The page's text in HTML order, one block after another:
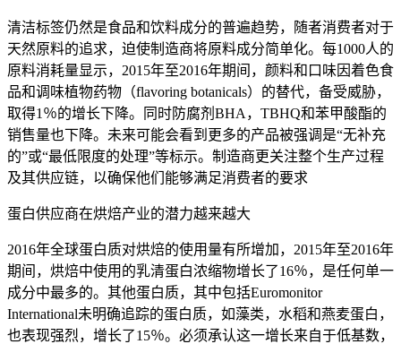
清洁标签仍然是食品和饮料成分的普遍趋势，随者消费者对于
天然原料的追求，迫使制造商将原料成分简单化。每1000人的
原料消耗量显示，2015年至2016年期间，颜料和口味因着色食
品和调味植物药物（flavoring botanicals）的替代，备受威胁，
取得1％的增长下降。同时防腐剂BHA，TBHQ和苯甲酸酯的
销售量也下降。未来可能会看到更多的产品被强调是“无补充
的”或“最低限度的处理”等标示。制造商更关注整个生产过程
及其供应链，以确保他们能够满足消费者的要求
蛋白供应商在烘焙产业的潜力越来越大
2016年全球蛋白质对烘焙的使用量有所增加，2015年至2016年
期间，烘焙中使用的乳清蛋白浓缩物增长了16％，是任何单一
成分中最多的。其他蛋白质，其中包括Euromonitor
International未明确追踪的蛋白质，如藻类，水稻和燕麦蛋白，
也表现强烈，增长了15％。必须承认这一增长来自于低基数，